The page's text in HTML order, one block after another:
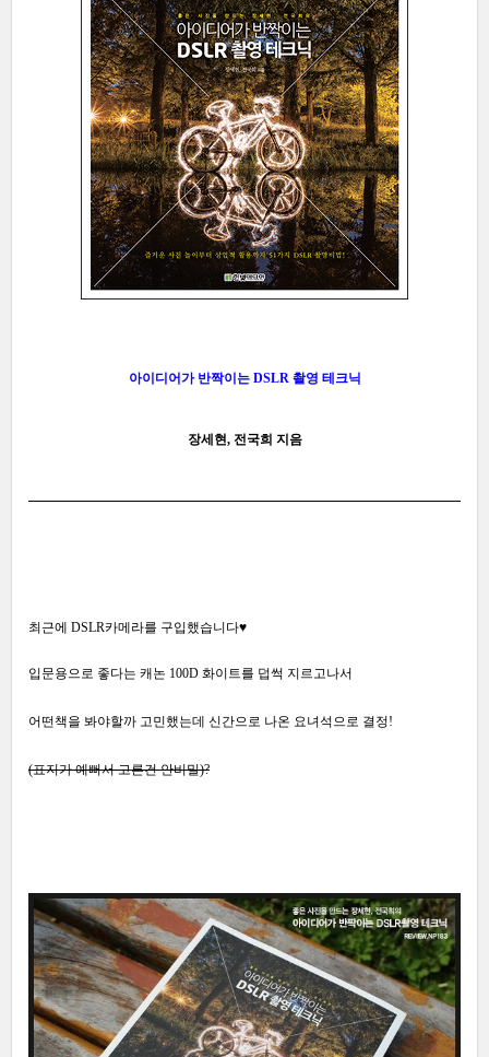
아이디어가 반짝이는 DSLR 촬영 테크닉
장세현, 전국희 지음
최근에 DSLR카메라를 구입했습니다♥
입문용으로 좋다는 캐논 100D 화이트를 덥썩 지르고나서
어떤책을 봐야할까 고민했는데 신간으로 나온 요녀석으로 결정!
(표지가 예뻐서 고른건 안비밀)?